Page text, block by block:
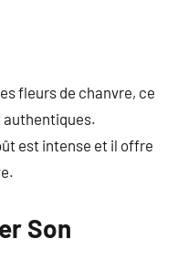
fleurs de chanvre, ce
authentiques.
est intense et il offre
Son